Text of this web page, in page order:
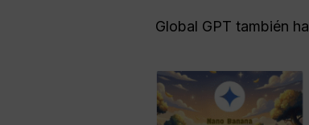
Global GPT también ha